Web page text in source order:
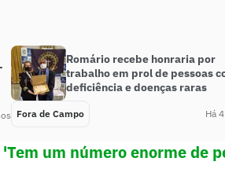
Romário recebe honraria por
trabalho em prol de pessoas
deficiência e doenças raras
Fora de Campo Há
um número enorme de